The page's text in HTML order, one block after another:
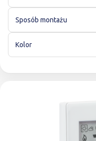
Sposób montażu
Kolor